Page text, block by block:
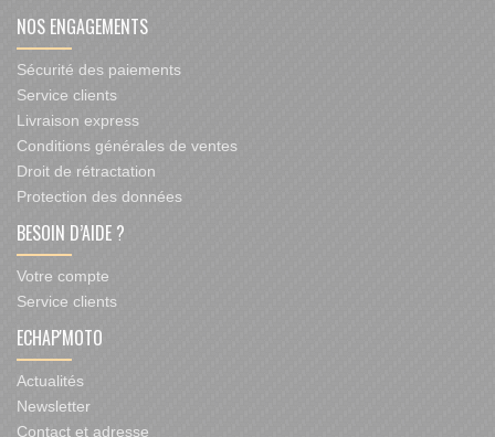
NOS ENGAGEMENTS
Sécurité des paiements
Service clients
Livraison express
Conditions générales de ventes
Droit de rétractation
Protection des données
BESOIN D’AIDE ?
Votre compte
Service clients
ECHAP'MOTO
Actualités
Newsletter
Contact et adresse